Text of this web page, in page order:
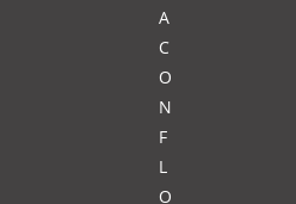
A
C
O
N
F
L
O